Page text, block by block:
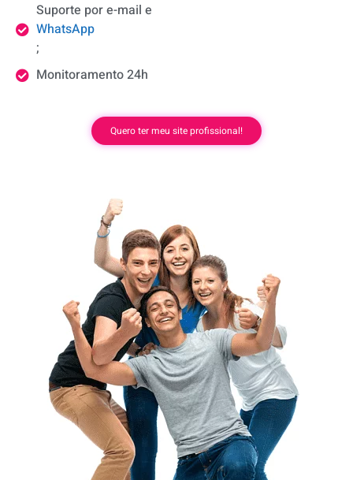
Suporte por e-mail e
WhatsApp
;
Monitoramento 24h
Quero ter meu site profissional!